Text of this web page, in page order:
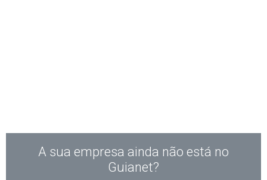
A sua empresa ainda não está no
Guianet?